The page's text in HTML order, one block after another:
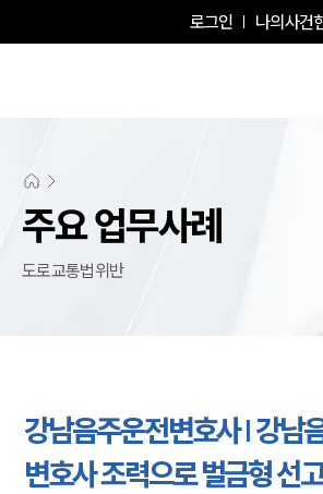
로그인 나의사건
주요 업무사례
도로교통법위반
강남음주운전변호사 | 강남
변호사 조력으로 벌금형 선고